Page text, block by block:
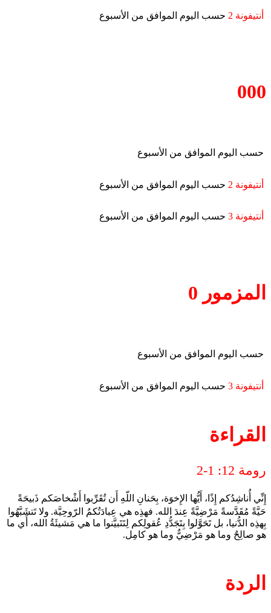
أنتيفونة 2 حسب اليوم الموافق من الأسبوع
000
حسب اليوم الموافق من الأسبوع
أنتيفونة 2 حسب اليوم الموافق من الأسبوع
أنتيفونة 3 حسب اليوم الموافق من الأسبوع
المزمور 0
حسب اليوم الموافق من الأسبوع
أنتيفونة 3 حسب اليوم الموافق من الأسبوع
القراءة
رومة 12: 1-2
إِنِّي أُناشِدُكم إِذًا، أَيُّها الإِخوَة، بِحَنانِ اللّهِ أَن تُقَرِّبوا أَشْخاصَكم ذَبيحَةً
حَيَّةً مُقَدَّسةً مَرْضِيَّةً عِندَ الله. فهذِه هي عِبادَتُكمُ الرّوحِيَّة. ولا تَتشَبَّهُوا
بِهذِه الدُّنيا، بل تَحَوَّلوا بِتَجَدُّدِ عُقولِكم لِتَتَبيَّنوا ما هي مَشيئَةُ الله، أَي ما
هو صالِحٌ وما هو مَرْضِيٌّ وما هو كامِل.
الردة